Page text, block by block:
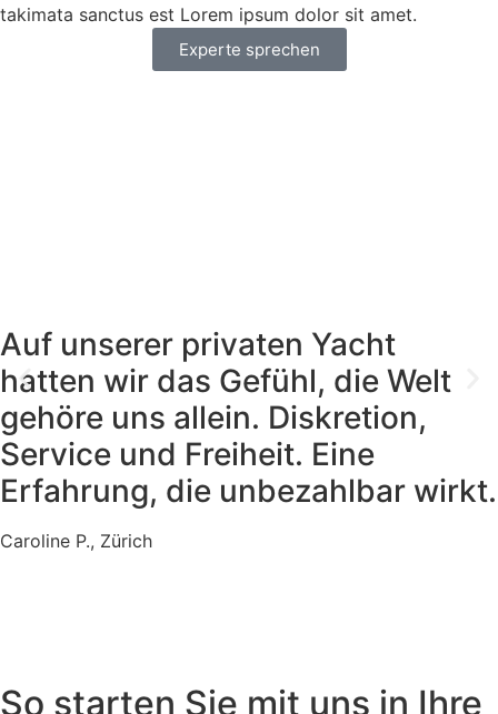
takimata sanctus est Lorem ipsum dolor sit amet.
Experte sprechen
Auf unserer privaten Yacht
hatten wir das Gefühl, die Welt
gehöre uns allein. Diskretion,
Service und Freiheit. Eine
Erfahrung, die unbezahlbar wirkt.
Caroline P., Zürich
So starten Sie mit uns in Ihre